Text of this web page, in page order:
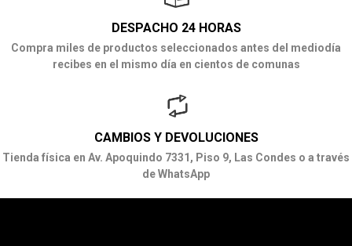
DESPACHO 24 HORAS
Compra miles de productos seleccionados antes del mediodía
recibes en el mismo día en cientos de comunas
CAMBIOS Y DEVOLUCIONES
Tienda física en Av. Apoquindo 7331, Piso 9, Las Condes o a través
de WhatsApp